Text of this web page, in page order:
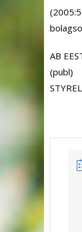
AB
(publ)